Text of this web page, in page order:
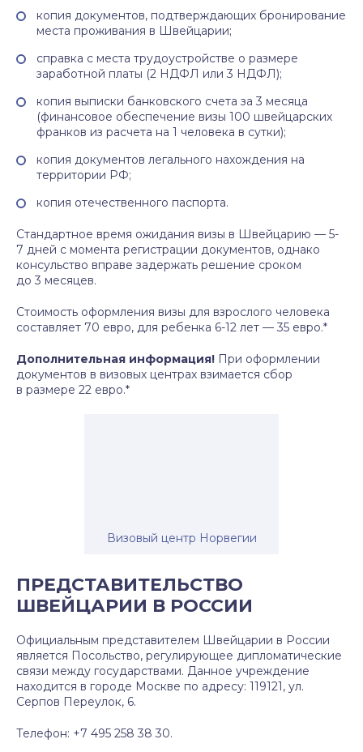
копия документов, подтверждающих бронирование
места проживания в Швейцарии;
справка с места трудоустройстве о размере
заработной платы (2 НДФЛ или 3 НДФЛ);
копия выписки банковского счета за 3 месяца
(финансовое обеспечение визы 100 швейцарских
франков из расчета на 1 человека в сутки);
копия документов легального нахождения на
территории РФ;
копия отечественного паспорта.
Стандартное время ожидания визы в Швейцарию — 5-
7 дней с момента регистрации документов, однако
консульство вправе задержать решение сроком
до 3 месяцев.
Стоимость оформления визы для взрослого человека
составляет 70 евро, для ребенка 6-12 лет — 35 евро.*
Дополнительная информация! При оформлении
документов в визовых центрах взимается сбор
в размере 22 евро.*
Визовый центр Норвегии
ПРЕДСТАВИТЕЛЬСТВО
ШВЕЙЦАРИИ В РОССИИ
Официальным представителем Швейцарии в России
является Посольство, регулирующее дипломатические
связи между государствами. Данное учреждение
находится в городе Москве по адресу: 119121, ул.
Серпов Переулок, 6.
Телефон: +7 495 258 38 30.